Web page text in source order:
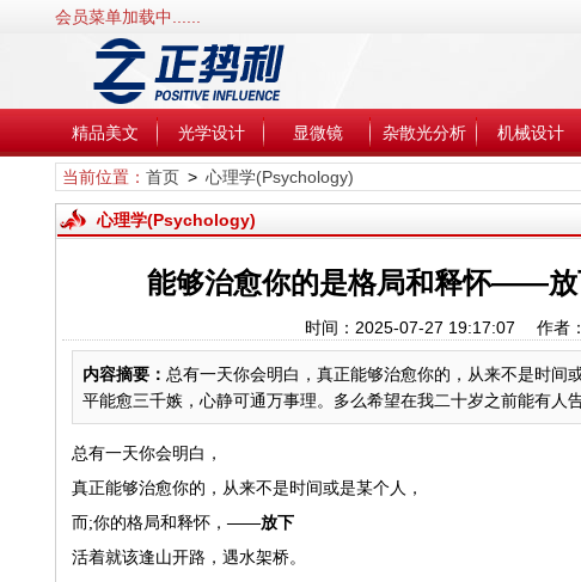
会员菜单加载中......
精品美文 光学设计 显微镜 杂散光分析 机械设计
当前位置： 首页> 心理学(Psychology)
心理学(Psychology)
能够治愈你的是格局和释怀——
时间：2025-07-27 19:17:07 作
内容摘要： 总有一天你会明白，真正能够治愈你的，从来不是时
平能愈三千嫉，心静可通万事理。多么希望在我二十岁之前能有人
总有一天你会明白，
真正能够治愈你的，从来不是时间或是某个人，
而;你的格局和释怀， ——放下
活着就该逢山开路，遇水架桥。